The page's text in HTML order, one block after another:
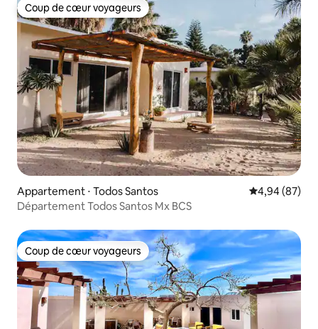
Coup de cœur voyageurs
Coup de cœur voyageurs
Appartement ⋅ Todos Santos Évaluation
4,94 (87)
Département Todos Santos Mx BCS
Coup de cœur voyageurs
Coup de cœur voyageurs